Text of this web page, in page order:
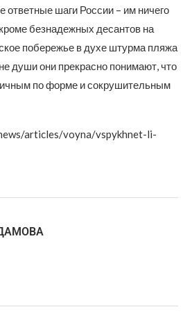
ответные шаги России – им ничего
безнадежных десантов на
побережье в духе штурма пляжа
души они прекрасно понимают, что
по форме и сокрушительным
articles/voyna/vspykhnet-li-